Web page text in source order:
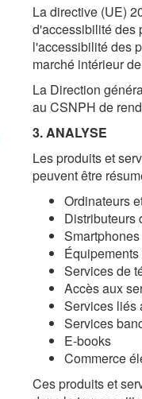
La directive (UE)
d'accessibilité des
l'accessibilité des
marché intérieur
La Direction
au CSNPH de
3. ANALYSE
Les produits et
peuvent être
Ordinateurs
Distributeurs
Smartphones
Services de
Accès aux
Services liés
Services
E-books
Commerce
Ces produits et